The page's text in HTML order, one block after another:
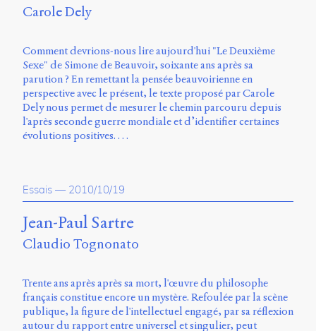
Carole Dely
Comment devrions-nous lire aujourd'hui "Le Deuxième
Sexe" de Simone de Beauvoir, soixante ans après sa
parution ? En remettant la pensée beauvoirienne en
perspective avec le présent, le texte proposé par Carole
Dely nous permet de mesurer le chemin parcouru depuis
l'après seconde guerre mondiale et d’identifier certaines
évolutions positives. …
Essais — 2010/10/19
Jean-Paul Sartre
Claudio Tognonato
Trente ans après après sa mort, l'œuvre du philosophe
français constitue encore un mystère. Refoulée par la scène
publique, la figure de l'intellectuel engagé, par sa réflexion
autour du rapport entre universel et singulier, peut